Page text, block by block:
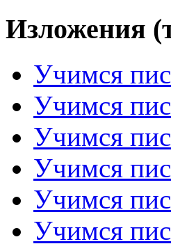
Изложения
Учимся
Учимся
Учимся
Учимся
Учимся
Учимся